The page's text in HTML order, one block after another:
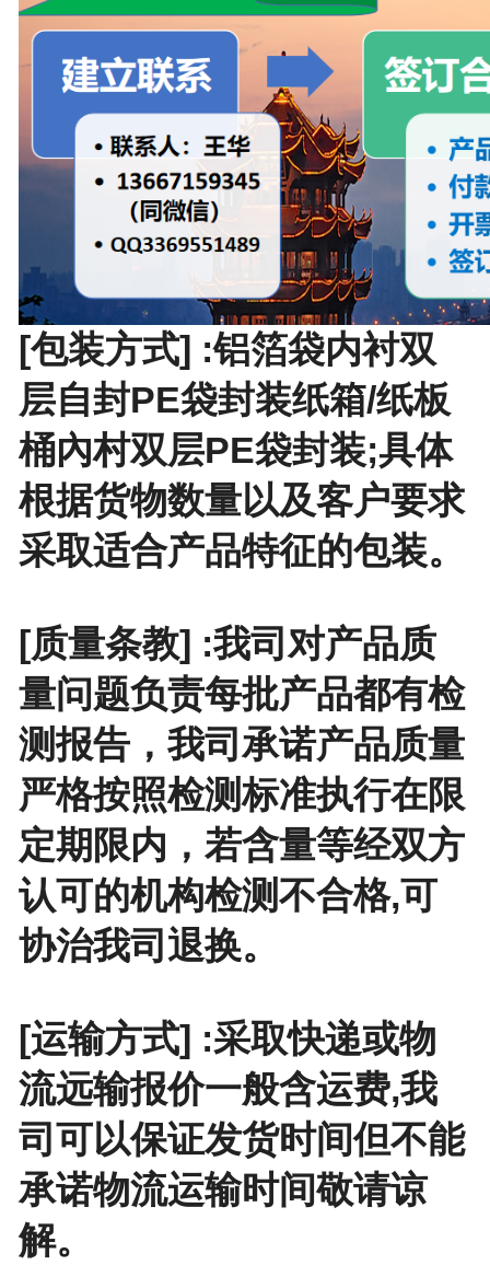
[包装方式] :铝箔袋内衬双
层自封PE袋封装纸箱/纸板
桶內村双层PE袋封装;具体
根据货物数量以及客户要求
采取适合产品特征的包装。
[质量条教] :我司对产品质
量问题负责每批产品都有检
测报告，我司承诺产品质量
严格按照检测标准执行在限
定期限内，若含量等经双方
认可的机构检测不合格,可
协治我司退换。
[运输方式] :采取快递或物
流远输报价一般含运费,我
司可以保证发货时间但不能
承诺物流运输时间敬请谅
解。